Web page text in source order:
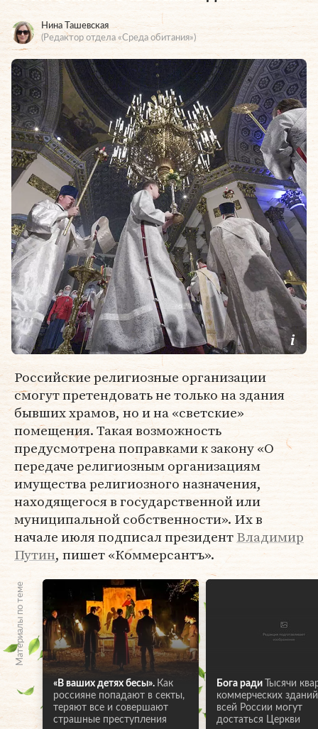
Нина Ташевская
(Редактор отдела «Среда обитания»)
Российские религиозные организации
смогут претендовать не только на здания
бывших храмов, но и на «светские»
помещения. Такая возможность
предусмотрена поправками к закону «О
передаче религиозным организациям
имущества религиозного назначения,
находящегося в государственной или
муниципальной собственности». Их в
начале июля подписал президентВладимир
Путин, пишет «Коммерсантъ».
Материалы по теме
«В ваших детях бесы». Как
россияне попадают в секты,
теряют все и совершают
страшные преступления
Бога ради
Тысячи
коммерческих
всей России могут
достаться Церкви